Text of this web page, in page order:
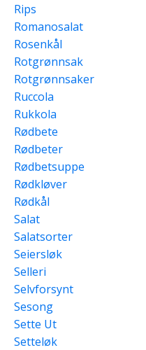
Rips
Romanosalat
Rosenkål
Rotgrønnsak
Rotgrønnsaker
Ruccola
Rukkola
Rødbete
Rødbeter
Rødbetsuppe
Rødkløver
Rødkål
Salat
Salatsorter
Seiersløk
Selleri
Selvforsynt
Sesong
Sette Ut
Setteløk